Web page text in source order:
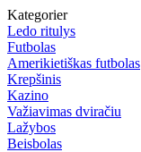
Kategorier
Ledo ritulys
Futbolas
Amerikietiškas futbolas
Krepšinis
Kazino
Važiavimas dviračiu
Lažybos
Beisbolas